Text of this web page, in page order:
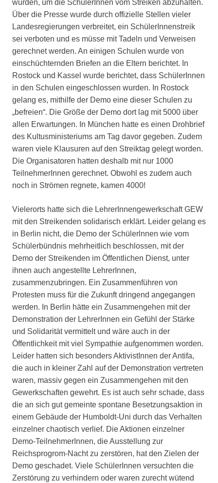
wurden, um die SchülerInnen vom Streiken abzuhalten.
Über die Presse wurde durch offizielle Stellen vieler
Landesregierungen verbreitet, ein SchülerInnenstreik
sei verboten und es müsse mit Tadeln und Verweisen
gerechnet werden. An einigen Schulen wurde von
einschüchternden Briefen an die Eltern berichtet. In
Rostock und Kassel wurde berichtet, dass SchülerInnen
in den Schulen eingeschlossen wurden. In Rostock
gelang es, mithilfe der Demo eine dieser Schulen zu
„befreien“. Die Größe der Demo dort lag mit 5000 über
allen Erwartungen. In München hatte es einen Drohbrief
des Kultusministeriums am Tag davor gegeben. Zudem
waren viele Klausuren auf den Streiktag gelegt worden.
Die Organisatoren hatten deshalb mit nur 1000
TeilnehmerInnen gerechnet. Obwohl es zudem auch
noch in Strömen regnete, kamen 4000!
Vielerorts hatte sich die LehrerInnengewerkschaft GEW
mit den Streikenden solidarisch erklärt. Leider gelang es
in Berlin nicht, die Demo der Schülerlnnen wie vom
Schülerbündnis mehrheitlich beschlossen, mit der
Demo der Streikenden im Öffentlichen Dienst, unter
ihnen auch angestellte LehrerInnen,
zusammenzubringen. Ein Zusammenführen von
Protesten muss für die Zukunft dringend angegangen
werden. In Berlin hätte ein Zusammengehen mit der
Demonstration der LehrerInnen ein Gefühl der Stärke
und Solidarität vermittelt und wäre auch in der
Öffentlichkeit mit viel Sympathie aufgenommen worden.
Leider hatten sich besonders AktivistInnen der Antifa,
die auch in kleiner Zahl auf der Demonstration vertreten
waren, massiv gegen ein Zusammengehen mit den
Gewerkschaften gewehrt. Es ist auch sehr schade, dass
die an sich gut gemeinte spontane Besetzungsaktion in
einem Gebäude der Humboldt-Uni durch das Verhalten
einzelner chaotisch verlief. Die Aktionen einzelner
Demo-TeilnehmerInnen, die Ausstellung zur
Reichsprogrom-Nacht zu zerstören, hat den Zielen der
Demo geschadet. Viele SchülerInnen versuchten die
Zerstörung zu verhindern oder waren zurecht wütend